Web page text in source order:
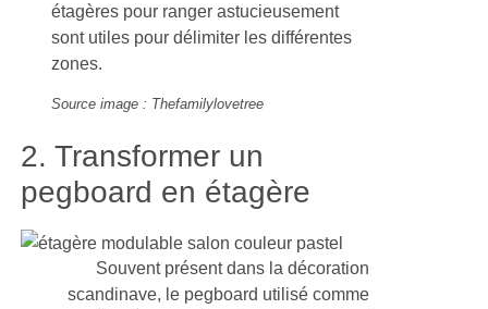
étagères pour ranger astucieusement
sont utiles pour délimiter les différentes
zones.
Source image : Thefamilylovetree
2. Transformer un
pegboard en étagère
Souvent présent dans la décoration
scandinave, le pegboard utilisé comme